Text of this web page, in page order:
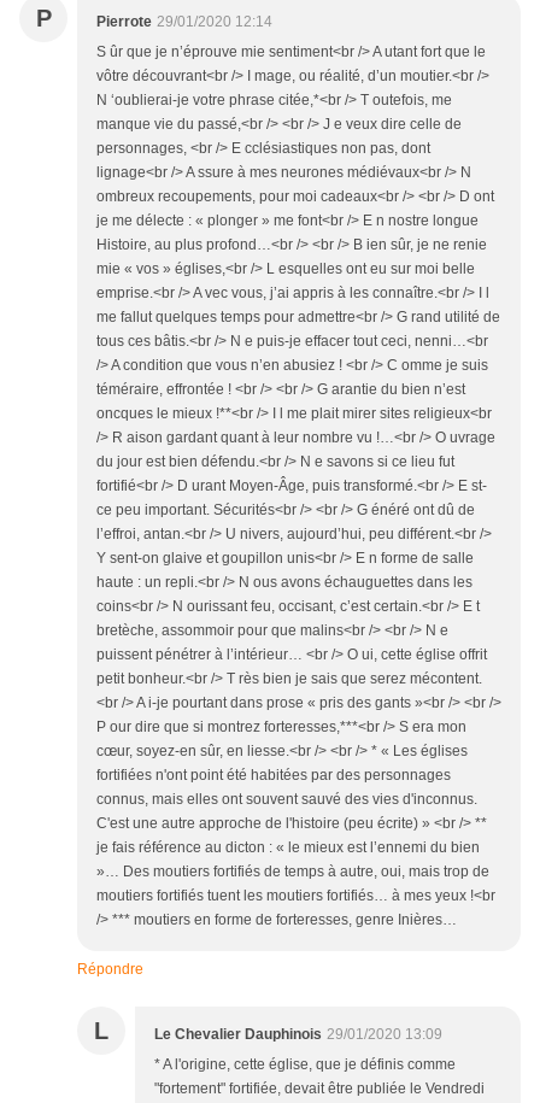
P Pierrote 29/01/2020 12:14
S ûr que je n’éprouve mie sentiment<br /> A utant fort que le
vôtre découvrant<br /> I mage, ou réalité, d’un moutier.<br />
N ‘oublierai-je votre phrase citée,*<br /> T outefois, me
manque vie du passé,<br /> <br /> J e veux dire celle de
personnages, <br /> E cclésiastiques non pas, dont
lignage<br /> A ssure à mes neurones médiévaux<br /> N
ombreux recoupements, pour moi cadeaux<br /> <br /> D ont
je me délecte : « plonger » me font<br /> E n nostre longue
Histoire, au plus profond…<br /> <br /> B ien sûr, je ne renie
mie « vos » églises,<br /> L esquelles ont eu sur moi belle
emprise.<br /> A vec vous, j’ai appris à les connaître.<br /> I l
me fallut quelques temps pour admettre<br /> G rand utilité de
tous ces bâtis.<br /> N e puis-je effacer tout ceci, nenni…<br
/> A condition que vous n’en abusiez ! <br /> C omme je suis
téméraire, effrontée ! <br /> <br /> G arantie du bien n’est
oncques le mieux !**<br /> I l me plait mirer sites religieux<br
/> R aison gardant quant à leur nombre vu !…<br /> O uvrage
du jour est bien défendu.<br /> N e savons si ce lieu fut
fortifié<br /> D urant Moyen-Âge, puis transformé.<br /> E st-
ce peu important. Sécurités<br /> <br /> G énéré ont dû de
l’effroi, antan.<br /> U nivers, aujourd’hui, peu différent.<br />
Y sent-on glaive et goupillon unis<br /> E n forme de salle
haute : un repli.<br /> N ous avons échauguettes dans les
coins<br /> N ourissant feu, occisant, c’est certain.<br /> E t
bretèche, assommoir pour que malins<br /> <br /> N e
puissent pénétrer à l’intérieur… <br /> O ui, cette église offrit
petit bonheur.<br /> T rès bien je sais que serez mécontent.
<br /> A i-je pourtant dans prose « pris des gants »<br /> <br />
P our dire que si montrez forteresses,***<br /> S era mon
cœur, soyez-en sûr, en liesse.<br /> <br /> * « Les églises
fortifiées n'ont point été habitées par des personnages
connus, mais elles ont souvent sauvé des vies d'inconnus.
C'est une autre approche de l'histoire (peu écrite) » <br /> **
je fais référence au dicton : « le mieux est l’ennemi du bien
»… Des moutiers fortifiés de temps à autre, oui, mais trop de
moutiers fortifiés tuent les moutiers fortifiés… à mes yeux !<br
/> *** moutiers en forme de forteresses, genre Inières…
Répondre
L Le Chevalier Dauphinois 29/01/2020 13:09
* A l'origine, cette église, que je définis comme
"fortement" fortifiée, devait être publiée le Vendredi